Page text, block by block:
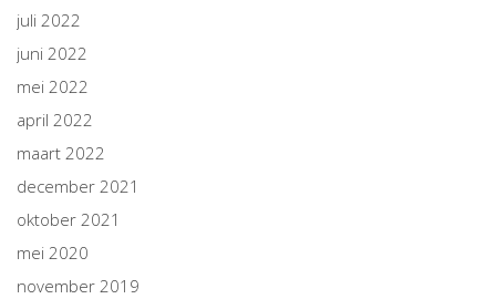
juli 2022
juni 2022
mei 2022
april 2022
maart 2022
december 2021
oktober 2021
mei 2020
november 2019